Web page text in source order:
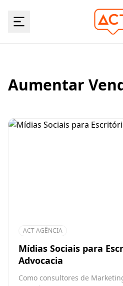
Aumentar
ACT AGÊNCIA
Mídias Sociais para
Advocacia
Como consultores de